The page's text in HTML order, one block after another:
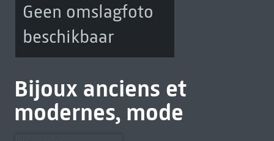
Geen omslagfoto
beschikbaar
Bijoux anciens et
modernes, mode